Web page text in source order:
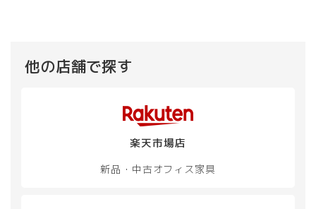
他の店舗で探す
楽天市場店
新品・中古オフィス家具